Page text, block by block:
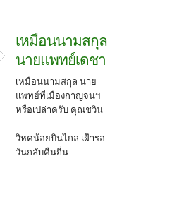
เหมือนนามสกุล
นายแพทย์เดชา
เหมือนนามสกุล นาย
แพทย์ที่เมืองกาญจนฯ
หรือเปล่าครับ คุณชวิน
วิหคน้อยบินไกล เฝ้ารอ
วันกลับคืนถิ่น